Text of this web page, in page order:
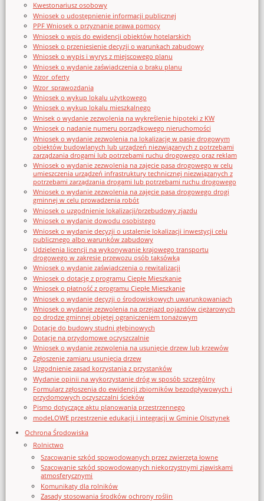
Kwestonariusz osobowy
Wniosek o udostępnienie informacji publicznej
PPF Wniosek o przyznanie prawa pomocy
Wniosek o wpis do ewidencji obiektów hotelarskich
Wniosek o przeniesienie decyzji o warunkach zabudowy
Wniosek o wypis i wyrys z miejscowego planu
Wniosek o wydanie zaświadczenia o braku planu
Wzor_oferty
Wzor_sprawozdania
Wniosek o wykup lokalu użytkowego
Wniosek o wykup lokalu mieszkalnego
Wnisek o wydanie zezwolenia na wykreślenie hipoteki z KW
Wniosek o nadanie numeru porządkowego nieruchomości
Wniosek o wydanie zezwolenia na lokalizację w pasie drogowym
obiektów budowlanych lub urządzeń niezwiązanych z potrzebami
zarządzania drogami lub potrzebami ruchu drogowego oraz reklam
Wniosek o wydanie zezwolenia na zajęcie pasa drogowego w celu
umieszczenia urządzeń infrastruktury technicznej niezwiązanych z
potrzebami zarządzania drogami lub potrzebami ruchu drogowego
Wniosek o wydanie zezwolenia na zajęcie pasa drogowego drogi
gminnej w celu prowadzenia robót
Wniosek o uzgodnienie lokalizacji/przebudowy zjazdu
Wniosek o wydanie dowodu osobistego
Wniosek o wydanie decyzji o ustalenie lokalizacji inwestycji celu
publicznego albo warunków zabudowy
Udzielenia licencji na wykonywanie krajowego transportu
drogowego w zakresie przewozu osób taksówką
Wniosek o wydanie zaświadczenia o rewitalizacji
Wniosek o dotację z programu Ciepłe Mieszkanie
Wniosek o płatność z programu Ciepłe Mieszkanie
Wniosek o wydanie decyzji o środowiskowych uwarunkowaniach
Wniosek o wydanie zezwolenia na przejazd pojazdów ciężarowych
po drodze gminnej objętej ograniczeniem tonażowym
Dotacje do budowy studni głębinowych
Dotacje na przydomowe oczyszczalnie
Wniosek o wydanie zezwolenia na usunięcie drzew lub krzewów
Zgłoszenie zamiaru usunięcia drzew
Uzgodnienie zasad korzystania z przystanków
Wydanie opinii na wykorzystanie dróg w sposób szczególny
Formularz zgłoszenia do ewidencji zbiorników bezodpływowych i
przydomowych oczyszczalni ścieków
Pismo dotyczące aktu planowania przestrzennego
modeLOWE przestrzenie edukacji i integracji w Gminie Olsztynek
Ochrona Środowiska
Rolnictwo
Szacowanie szkód spowodowanych przez zwierzęta łowne
Szacowanie szkód spowodowanych niekorzystnymi zjawiskami
atmosferycznymi
Komunikaty dla rolników
Zasady stosowania środków ochrony roślin